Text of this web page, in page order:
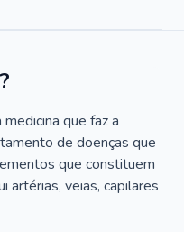
que faz a
de doenças que
que constituem
artérias, veias, capilares